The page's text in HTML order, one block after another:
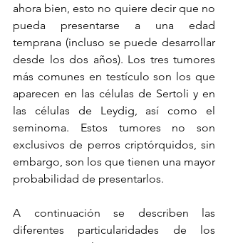
ahora bien, esto no quiere decir que no
pueda presentarse a una edad
temprana (incluso se puede desarrollar
desde los dos años). Los tres tumores
más comunes en testículo son los que
aparecen en las células de Sertoli y en
las células de Leydig, así como el
seminoma. Estos tumores no son
exclusivos de perros criptórquidos, sin
embargo, son los que tienen una mayor
probabilidad de presentarlos.
A continuación se describen las
diferentes particularidades de los